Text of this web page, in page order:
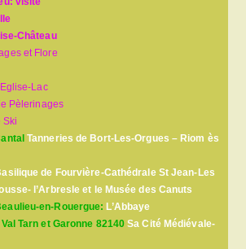
Château
et Flore
Lac
Pèlerinages
Ski
Tanneries de Bort-Les-Orgues – Riom ès
de Fourvière-Cathédrale St Jean-Les
l’Arbresle et le Musée des Canuts
en-Rouergue: L’Abbaye
Tarn et Garonne 82140 Sa Cité Médiévale-